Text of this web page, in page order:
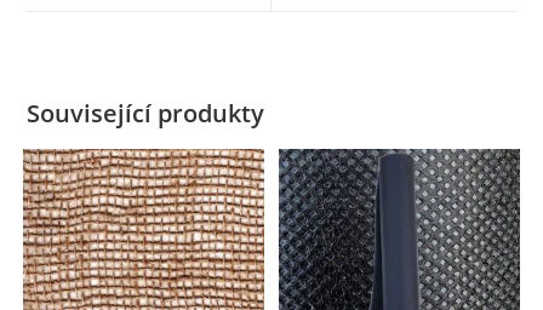
Související produkty